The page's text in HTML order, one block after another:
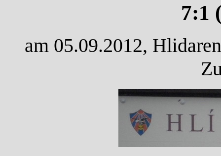
7:1
am 05.09.2012,